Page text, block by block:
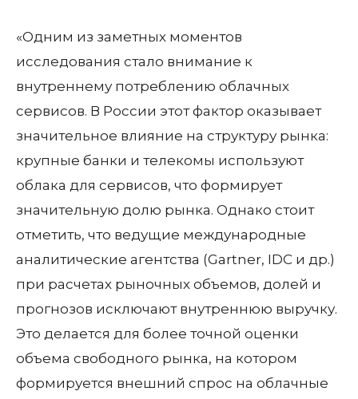
«Одним из заметных моментов
исследования стало внимание к
внутреннему потреблению облачных
сервисов. В России этот фактор оказывает
значительное влияние на структуру рынка:
крупные банки и телекомы используют
облака для сервисов, что формирует
значительную долю рынка. Однако стоит
отметить, что ведущие международные
аналитические агентства (Gartner, IDC и др.)
при расчетах рыночных объемов, долей и
прогнозов исключают внутреннюю выручку.
Это делается для более точной оценки
объема свободного рынка, на котором
формируется внешний спрос на облачные